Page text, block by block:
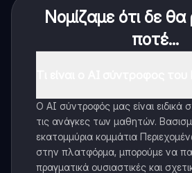
Νομίζαμε ότι δε
ποτέ...
Ο AI σύντροφός μας είναι ειδικά
τις ανάγκες των μαθητών.
εκατομμύρια κομμάτια
στην πλατφόρμα, μπορούμε να
πραγματικά ουσιαστικές και